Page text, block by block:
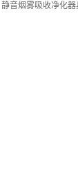
音烟雾吸收净化